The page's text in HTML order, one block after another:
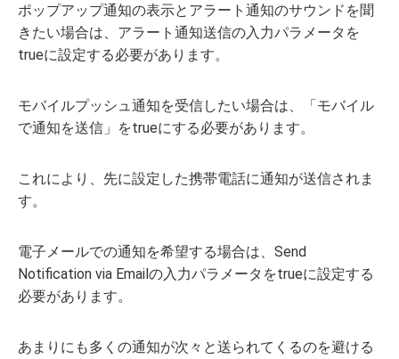
ポップアップ通知の表示とアラート通知のサウンドを聞
きたい場合は、アラート通知送信の入力パラメータを
trueに設定する必要があります。
モバイルプッシュ通知を受信したい場合は、「モバイル
で通知を送信」をtrueにする必要があります。
これにより、先に設定した携帯電話に通知が送信されま
す。
電子メールでの通知を希望する場合は、Send
Notification via Emailの入力パラメータをtrueに設定する
必要があります。
あまりにも多くの通知が次々と送られてくるのを避ける